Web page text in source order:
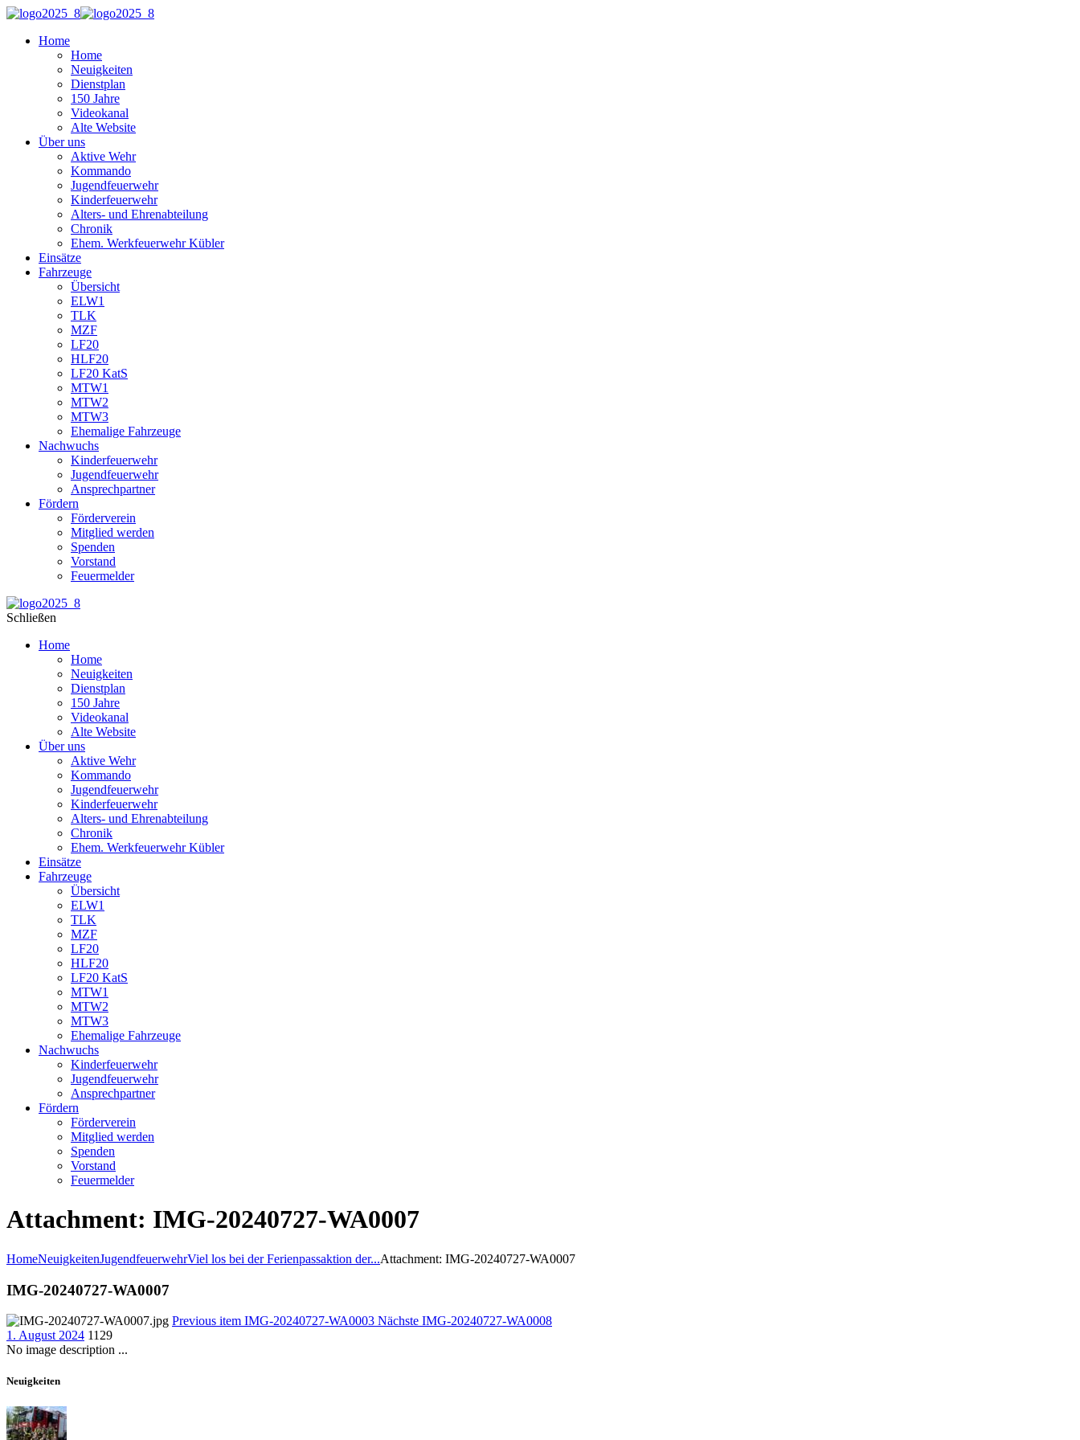
Home
Home
Neuigkeiten
Dienstplan
150 Jahre
Videokanal
Alte Website
Über uns
Aktive Wehr
Kommando
Jugendfeuerwehr
Kinderfeuerwehr
Alters- und Ehrenabteilung
Chronik
Ehem. Werkfeuerwehr Kübler
Einsätze
Fahrzeuge
Übersicht
ELW1
TLK
MZF
LF20
HLF20
LF20 KatS
MTW1
MTW2
MTW3
Ehemalige Fahrzeuge
Nachwuchs
Kinderfeuerwehr
Jugendfeuerwehr
Ansprechpartner
Fördern
Förderverein
Mitglied werden
Spenden
Vorstand
Feuermelder
Schließen
Home
Home
Neuigkeiten
Dienstplan
150 Jahre
Videokanal
Alte Website
Über uns
Aktive Wehr
Kommando
Jugendfeuerwehr
Kinderfeuerwehr
Alters- und Ehrenabteilung
Chronik
Ehem. Werkfeuerwehr Kübler
Einsätze
Fahrzeuge
Übersicht
ELW1
TLK
MZF
LF20
HLF20
LF20 KatS
MTW1
MTW2
MTW3
Ehemalige Fahrzeuge
Nachwuchs
Kinderfeuerwehr
Jugendfeuerwehr
Ansprechpartner
Fördern
Förderverein
Mitglied werden
Spenden
Vorstand
Feuermelder
Attachment: IMG-20240727-WA0007
HomeNeuigkeitenJugendfeuerwehrViel los bei der Ferienpassaktion der...Attachment: IMG-20240727-WA0007
IMG-20240727-WA0007
Previous item IMG-20240727-WA0003 Nächste IMG-20240727-WA0008
1. August 2024 1129
No image description ...
Neuigkeiten